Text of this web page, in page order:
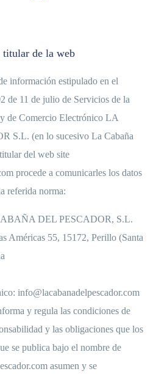
de la web
información estipulado en el
de 11 de julio de Servicios de la
de Comercio Electrónico LA
S.L. (en lo sucesivo La Cabaña
del web site
procede a comunicarles los datos
referida norma:
DEL PESCADOR, S.L.
Américas 55, 15172, Perillo (Santa
info@lacabanadelpescador.com
y regula las condiciones de
y las obligaciones que los
se publica bajo el nombre de
asumen y se